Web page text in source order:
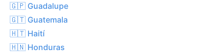
🇬🇵 Guadalupe
🇬🇹 Guatemala
🇭🇹 Haití
🇭🇳 Honduras